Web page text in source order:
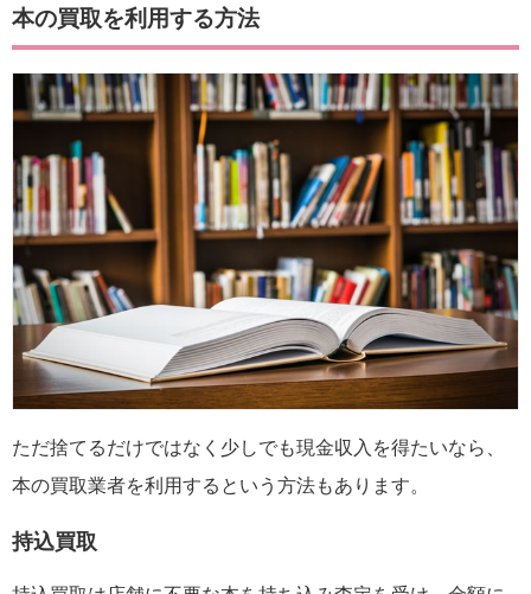
本の買取を利用する方法
ただ捨てるだけではなく少しでも現金収入を得たいなら、
本の買取業者を利用するという方法もあります。
持込買取